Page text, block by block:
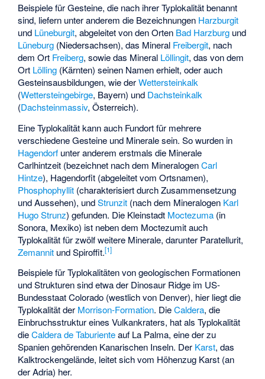
Beispiele für Gesteine, die nach ihrer Typlokalität benannt
sind, liefern unter anderem die Bezeichnungen Harzburgit
und Lüneburgit, abgeleitet von den Orten Bad Harzburg und
Lüneburg (Niedersachsen), das Mineral Freibergit, nach
dem Ort Freiberg, sowie das Mineral Löllingit, das von dem
Ort Lölling (Kärnten) seinen Namen erhielt, oder auch
Gesteinsausbildungen, wie derWettersteinkalk
(Wettersteingebirge, Bayern) und Dachsteinkalk
(Dachsteinmassiv, Österreich).
Eine Typlokalität kann auch Fundort für mehrere
verschiedene Gesteine und Minerale sein. So wurden in
Hagendorf unter anderem erstmals die Minerale
Carlhintzeit (bezeichnet nach dem MineralogenCarl
Hintze), Hagendorfit (abgeleitet vom Ortsnamen),
Phosphophyllit (charakterisiert durch Zusammensetzung
und Aussehen), undStrunzit (nach dem Mineralogen Karl
Hugo Strunz) gefunden. Die Kleinstadt Moctezuma (in
Sonora, Mexiko) ist neben dem Moctezumitauch
Typlokalität für zwölf weitere Minerale, darunter Paratellurit,
Zemannit undSpiroffit.[1]
Beispiele für Typlokalitäten von geologischen Formationen
und Strukturen sind etwa der Dinosaur Ridge im US-
Bundesstaat Colorado (westlich von Denver), hier liegt die
Typlokalität der Morrison-Formation. DieCaldera, die
Einbruchsstruktur eines Vulkankraters, hat als Typlokalität
dieCaldera de Taburienteauf La Palma, eine der zu
Spanien gehörenden Kanarischen Inseln. Der Karst, das
Kalktrockengelände, leitet sich vom Höhenzug Karst (an
der Adria) her.